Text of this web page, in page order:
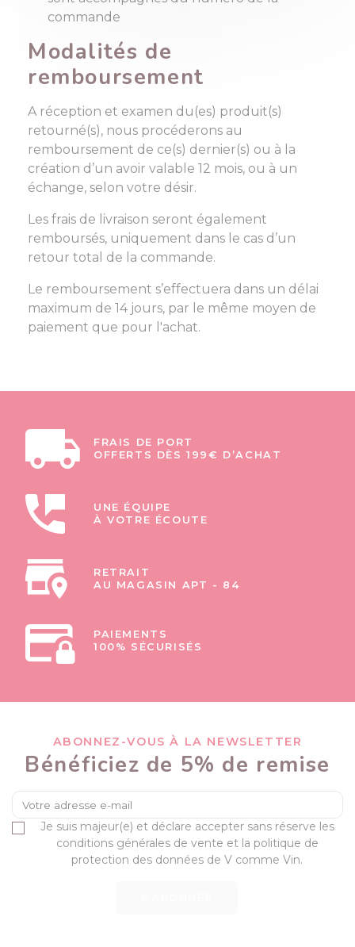
commande
Modalités de
remboursement
A réception et examen du(es) produit(s)
retourné(s), nous procéderons au
remboursement de ce(s) dernier(s) ou à la
création d’un avoir valable 12 mois, ou à un
échange, selon votre désir.
Les frais de livraison seront également
remboursés, uniquement dans le cas d’un
retour total de la commande.
Le remboursement s’effectuera dans un délai
maximum de 14 jours, par le même moyen de
paiement que pour l'achat.
FRAIS DE PORT
OFFERTS DÈS 199€ D’ACHAT
UNE ÉQUIPE
À VOTRE ÉCOUTE
RETRAIT
AU MAGASIN APT - 84
PAIEMENTS
100% SÉCURISÉS
ABONNEZ-VOUS À LA NEWSLETTER
Bénéficiez de 5% de remise
Je suis majeur(e) et déclare accepter sans réserve les
conditions générales de vente et la politique de
protection des données de V comme Vin.